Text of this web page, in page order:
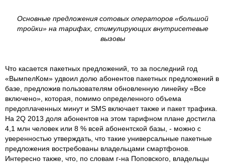
Основные предложения сотовых операторов «большой
тройки» на тарифах, стимулирующих внутрисетевые
вызовы
Что касается пакетных предложений, то за последний год
«ВымпелКом» удвоил долю абонентов пакетных предложений в
базе, предложив пользователям обновленную линейку «Все
включено», которая, помимо определенного объема
предоплаченных минут и SMS включает также и пакет трафика.
На 2Q 2013 доля абонентов на этом тарифном плане достигла
4,1 млн человек или 8 % всей абонентской базы, - можно с
уверенностью утверждать, что такие универсальные пакетные
предложения востребованы владельцами смартфонов.
Интересно также, что, по словам г-на Поповского, владельцы